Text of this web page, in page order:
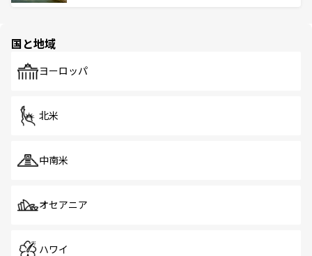
で、ホーカーズは地元の風情を楽しめる外せないスポット
国と地域
ヨーロッパ
北米
中南米
オセアニア
ハワイ